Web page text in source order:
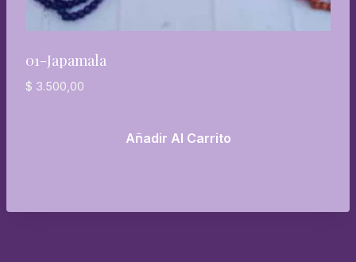
01-Japamala
$ 3.500,00
Añadir Al Carrito